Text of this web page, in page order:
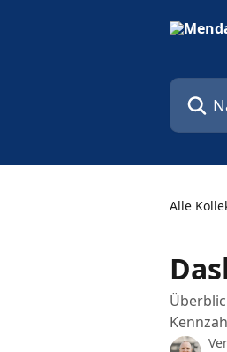
Nach
Alle